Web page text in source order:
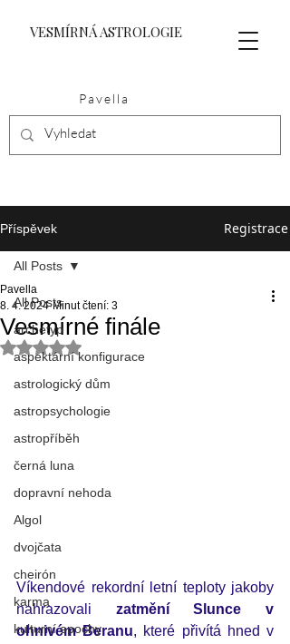
VESMÍRNÁ ASTROLOGIE
Pavella
Příspěvek Registrace
All Posts
archetyp
aspektární konfigurace
astrologický dům
astropsychologie
astropříběh
černá luna
dopravní nehoda
Algol
dvojčata
cheirón
karma
kulturní epochy
All Posts
Vesmírné finále
Pavella
8. 4. 2024 Minut čtení: 3
Hodnoceno NaN z 5 hvězdiček.
Víkendové rekordní letní teploty jakoby
nahrazovali zatmění Slunce v
ohnivém Beranu, které přivítá hned v